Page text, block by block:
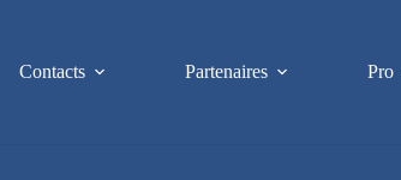
Contacts Partenaires Pro